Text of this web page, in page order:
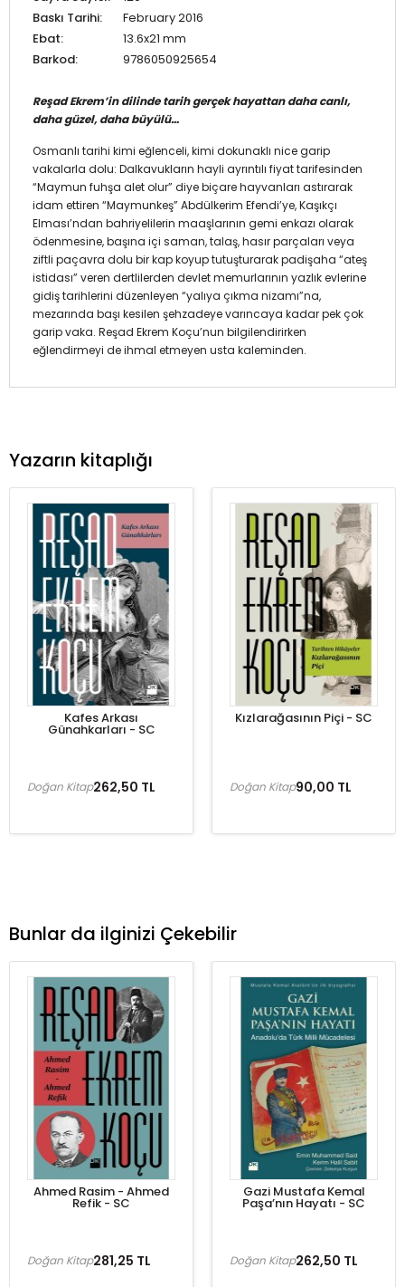
Baskı Tarihi:
February 2016
Ebat:
13.6x21 mm
Barkod:
9786050925654
Reşad Ekrem’in dilinde tarih gerçek hayattan daha canlı,
daha güzel, daha büyülü…
Osmanlı tarihi kimi eğlenceli, kimi dokunaklı nice garip
vakalarla dolu: Dalkavukların hayli ayrıntılı fiyat tarifesinden
“Maymun fuhşa alet olur” diye biçare hayvanları astırarak
idam ettiren “Maymunkeş” Abdülkerim Efendi’ye, Kaşıkçı
Elması’ndan bahriyelilerin maaşlarının gemi enkazı olarak
ödenmesine, başına içi saman, talaş, hasır parçaları veya
ziftli paçavra dolu bir kap koyup tutuşturarak padişaha “ateş
istidası” veren dertlilerden devlet memurlarının yazlık evlerine
gidiş tarihlerini düzenleyen “yalıya çıkma nizamı”na,
mezarında başı kesilen şehzadeye varıncaya kadar pek çok
garip vaka. Reşad Ekrem Koçu’nun bilgilendirirken
eğlendirmeyi de ihmal etmeyen usta kaleminden.
Yazarın kitaplığı
Kafes Arkası
Günahkarları - SC
262,50 TL
Doğan Kitap
Kızlarağasının Piçi - SC
90,00 TL
Doğan Kitap
Bunlar da ilginizi Çekebilir
Ahmed Rasim - Ahmed
Refik - SC
281,25 TL
Doğan Kitap
Gazi Mustafa Kemal
Paşa’nın Hayatı - SC
262,50 TL
Doğan Kitap